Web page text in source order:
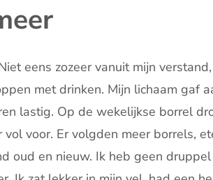
eens zozeer vanuit mijn
met drinken. Mijn lichaam gaf
lastig. Op de wekelijkse borrel
voor. Er volgden meer borrels,
oud en nieuw. Ik heb geen